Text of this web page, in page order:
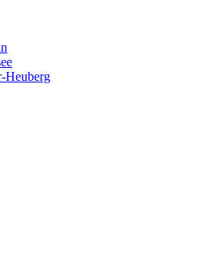
Heuberg